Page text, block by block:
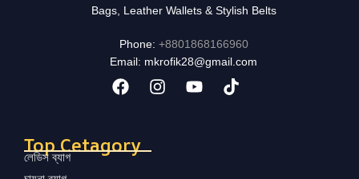
Bags, Leather Wallets & Stylish Belts
Phone: +8801868166960
Email: mkrofik28@gmail.com
Top Cetagory
লেডিস ব্যাগ